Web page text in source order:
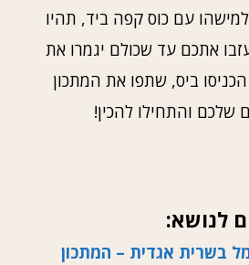
עם כוס קפה ביד, תהיו
אתכם עד שכולם יגמרו את
ביס, שתפו את המתכון
והתחילו להכין!
לנושא:
בשרית אגדית – המתכון